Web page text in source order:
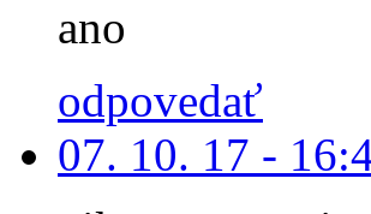
ano
odpovedať
07. 10. 17 -